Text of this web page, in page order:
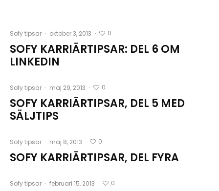
Sofy tipsar · oktober 3, 2013 · 0
SOFY KARRIÄRTIPSAR: DEL 6 OM
LINKEDIN
Sofy tipsar · maj 29, 2013 · 0
SOFY KARRIÄRTIPSAR, DEL 5 MED
SÄLJTIPS
Sofy tipsar · maj 8, 2013 · 0
SOFY KARRIÄRTIPSAR, DEL FYRA
Sofy tipsar · februari 15, 2013 · 0